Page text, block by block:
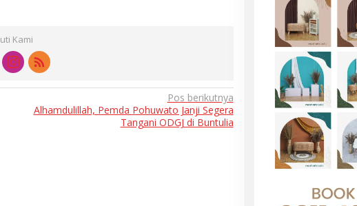
Kami
Pos berikutnya
Alhamdulillah, Pemda Pohuwato Janji Segera
Tangani ODGJ di Buntulia